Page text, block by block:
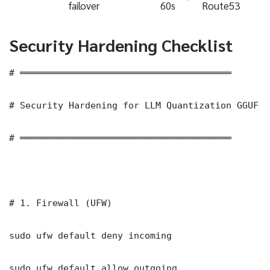
failover 60s Route53
Security Hardening Checklist
# ═══════════════════════════════════════
# Security Hardening for LLM Quantization GGUF
# ═══════════════════════════════════════
# 1. Firewall (UFW)
sudo ufw default deny incoming
sudo ufw default allow outgoing